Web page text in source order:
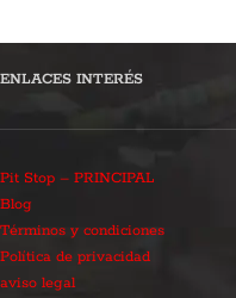
ENLACES INTERÉS
Pit Stop – PRINCIPAL
Blog
Términos y condiciones
Política de privacidad
aviso legal